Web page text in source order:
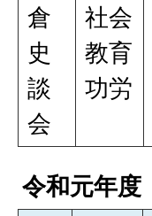
倉
史
談
会
社会
教育
功労
令和元年度